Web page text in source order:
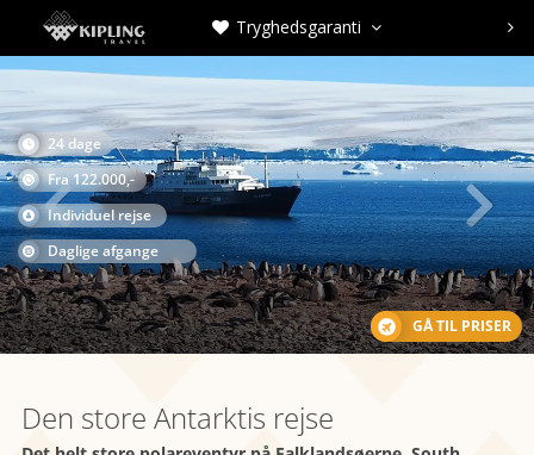
 Tryghedsgaranti  
24 dage
Fra 122.000,-
Individuel rejse
Daglige afgange
GÅ TIL PRISER
 
Den store Antarktis rejse